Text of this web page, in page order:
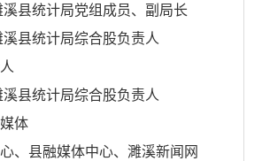
溪县统计局党组成员、副局长
溪县统计局综合股负责人
溪县统计局综合股负责人
体
、县融媒体中心、濉溪新闻网